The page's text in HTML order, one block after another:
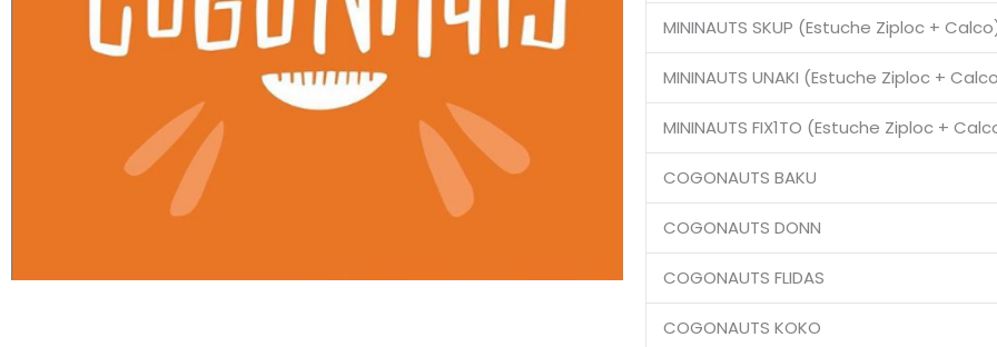
MININAUTS SKUP (Estuche Ziploc +
MININAUTS UNAKI (Estuche Ziploc +
MININAUTS FIX1TO (Estuche Ziploc +
COGONAUTS BAKU
COGONAUTS DONN
COGONAUTS FLIDAS
COGONAUTS KOKO